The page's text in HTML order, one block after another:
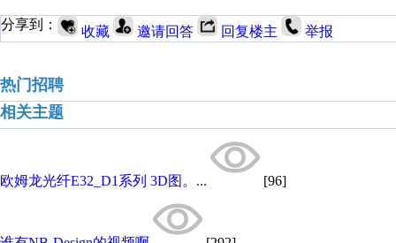
分享到： 收藏 邀请回答 回复楼主 举报
热门招聘
相关主题
欧姆龙光纤E32_D1系列 3D图。... [96]